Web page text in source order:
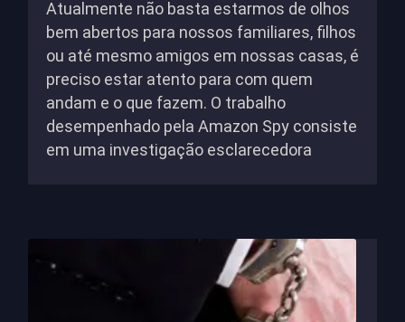
Atualmente não basta estarmos de olhos
bem abertos para nossos familiares, filhos
ou até mesmo amigos em nossas casas, é
preciso estar atento para com quem
andam e o que fazem. O trabalho
desempenhado pela Amazon Spy consiste
em uma investigação esclarecedora